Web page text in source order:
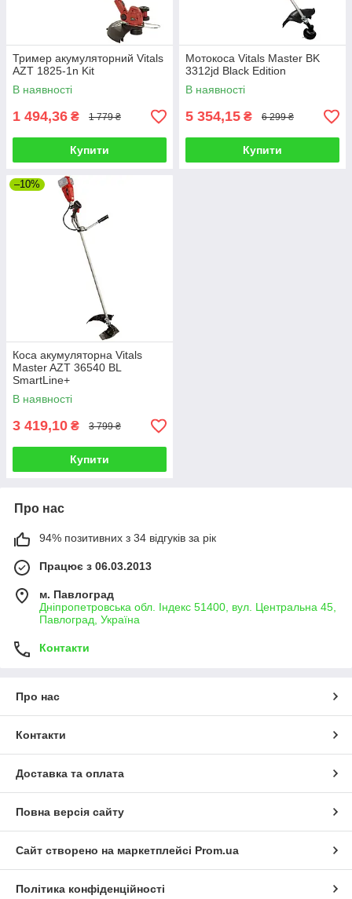
Тример акумуляторний Vitals
AZT 1825-1n Kit
В наявності
1 494,36 ₴ 1 779 ₴
Купити
Мотокоса Vitals Master BK
3312jd Black Edition
В наявності
5 354,15 ₴ 6 299 ₴
Купити
–10%
Коса акумуляторна Vitals
Master AZT 36540 BL
SmartLine+
В наявності
3 419,10 ₴ 3 799 ₴
Купити
Про нас
94% позитивних з 34 відгуків за рік
Працює з 06.03.2013
м. Павлоград
Дніпропетровська обл. Індекс 51400, вул. Центральна 45,
Павлоград, Україна
Контакти
Про нас
Контакти
Доставка та оплата
Повна версія сайту
Сайт створено на маркетплейсі Prom.ua
Політика конфіденційності